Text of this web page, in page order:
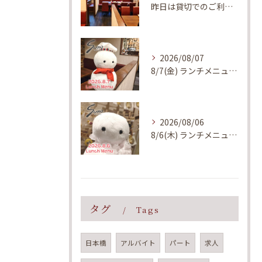
昨日は貸切でのご利用、誠にありがとうございました！
2026/08/07
8/7(金) ランチメニューのご案内
2026/08/06
8/6(木) ランチメニューのご案内
タグ Tags
日本橋 アルバイト パート 求人